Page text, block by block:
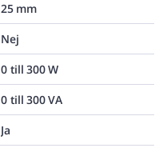
25 mm
Nej
0 till 300 W
0 till 300 VA
Ja